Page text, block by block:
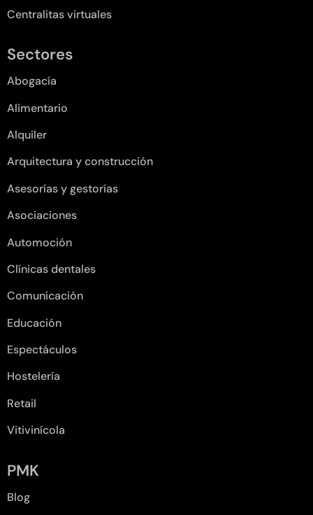
Centralitas virtuales
Sectores
Abogacía
Alimentario
Alquiler
Arquitectura y construcción
Asesorías y gestorías
Asociaciones
Automoción
Clínicas dentales
Comunicación
Educación
Espectáculos
Hostelería
Retail
Vitivinícola
PMK
Blog